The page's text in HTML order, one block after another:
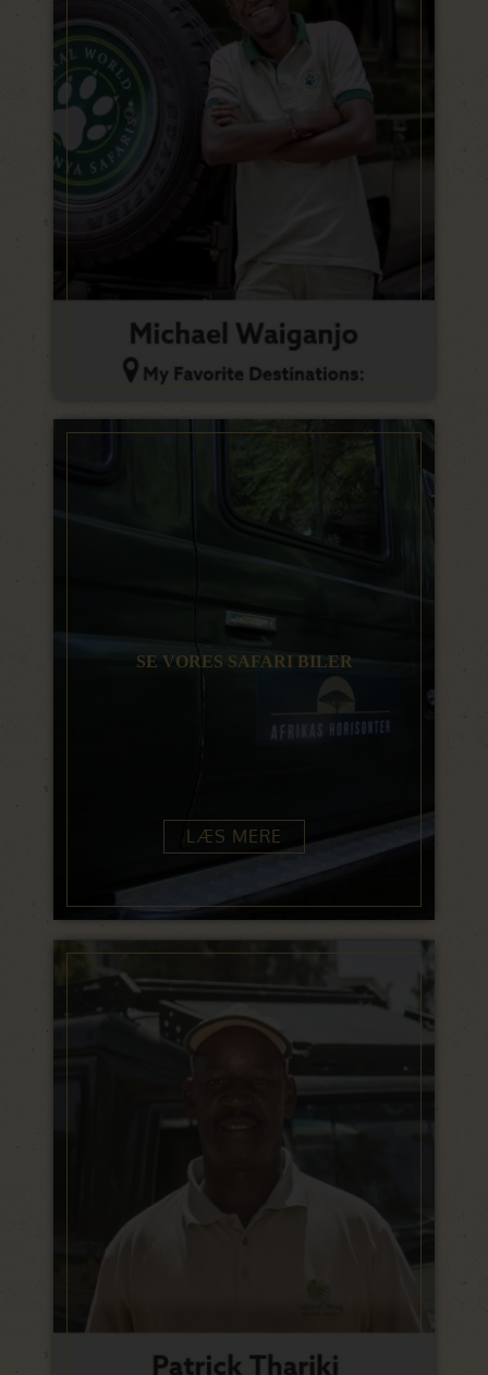
SE VORES SAFARI BILER
LÆS MERE